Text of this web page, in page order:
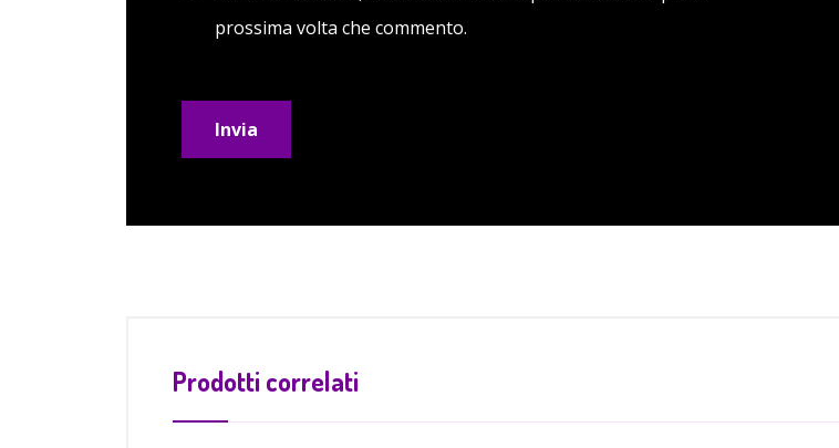
prossima volta che commento.
Prodotti correlati